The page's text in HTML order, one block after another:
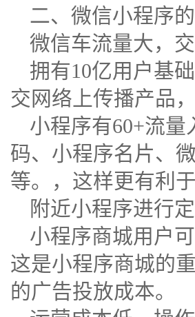
二、微信小程序
微信车流量大，
拥有10亿用户基
交网络上传播产品
小程序有60+流
码、小程序名片、
等。，这样更有利
附近小程序进行
小程序商城用户
这是小程序商城的
的广告投放成本。